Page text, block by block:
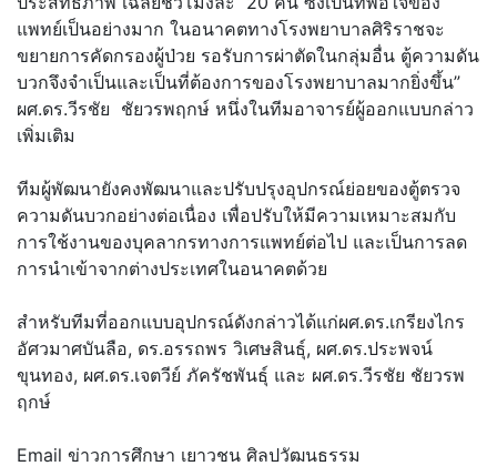
แพทย์เป็นอย่างมาก ในอนาคตทางโรงพยาบาลศิริราชจะ
ขยายการคัดกรองผู้ป่วย รอรับการผ่าตัดในกลุ่มอื่น ตู้ความดัน
บวกจึงจำเป็นและเป็นที่ต้องการของโรงพยาบาลมากยิ่งขึ้น”
ผศ.ดร.วีรชัย ชัยวรพฤกษ์ หนึ่งในทีมอาจารย์ผู้ออกแบบกล่าว
เพิ่มเติม
ทีมผู้พัฒนายังคงพัฒนาและปรับปรุงอุปกรณ์ย่อยของตู้ตรวจ
ความดันบวกอย่างต่อเนื่อง เพื่อปรับให้มีความเหมาะสมกับ
การใช้งานของบุคลากรทางการแพทย์ต่อไป และเป็นการลด
การนำเข้าจากต่างประเทศในอนาคตด้วย
สำหรับทีมที่ออกแบบอุปกรณ์ดังกล่าวได้แก่ผศ.ดร.เกรียงไกร
อัศวมาศบันลือ, ดร.อรรถพร วิเศษสินธุ์, ผศ.ดร.ประพจน์
ขุนทอง, ผศ.ดร.เจตวีย์ ภัครัชพันธุ์ และ ผศ.ดร.วีรชัย ชัยวรพ
ฤกษ์
Email ข่าวการศึกษา เยาวชน ศิลปวัฒนธรรม